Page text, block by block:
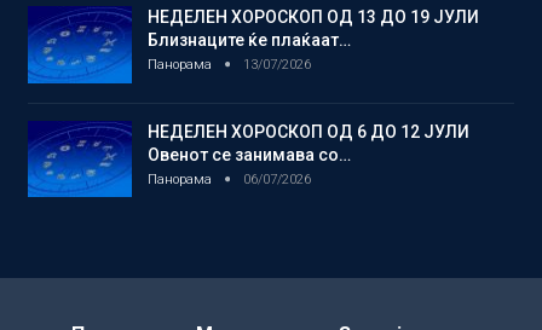
НЕДЕЛЕН ХОРОСКОП ОД 13 ДО 19 ЈУЛИ
Близнаците ќе плаќаат…
Панорама 13/07/2026
НЕДЕЛЕН ХОРОСКОП ОД 6 ДО 12 ЈУЛИ
Овенот се занимава со…
Панорама 06/07/2026